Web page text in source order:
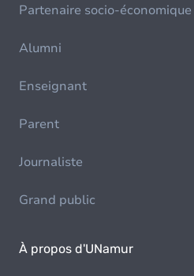
Partenaire socio-économique
Alumni
Enseignant
Parent
Journaliste
Grand public
À propos d'UNamur